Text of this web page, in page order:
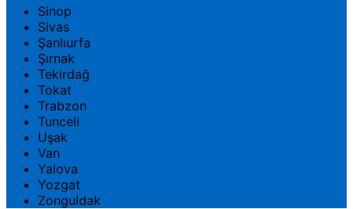
Sinop
Sivas
Şanlıurfa
Şırnak
Tekirdağ
Tokat
Trabzon
Tunceli
Uşak
Van
Yalova
Yozgat
Zonguldak